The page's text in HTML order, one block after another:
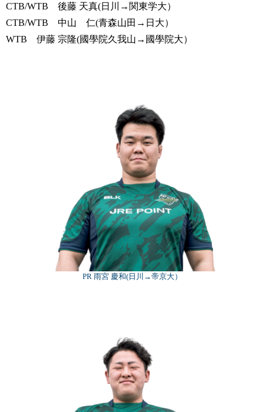
CTB/WTB 後藤 天真(日川→関東学大）
CTB/WTB 中山 仁(青森山田→日大）
WTB 伊藤 宗隆(國學院久我山→國學院大）
PR 雨宮 慶和(日川→帝京大）